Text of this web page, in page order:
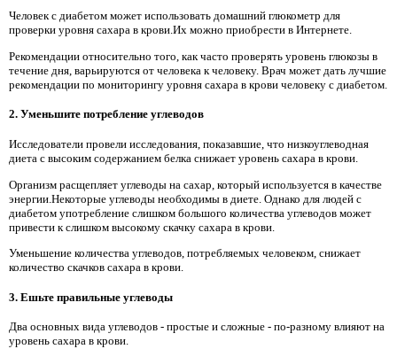
Человек с диабетом может использовать домашний глюкометр для
проверки уровня сахара в крови.Их можно приобрести в Интернете.
Рекомендации относительно того, как часто проверять уровень глюкозы в
течение дня, варьируются от человека к человеку. Врач может дать лучшие
рекомендации по мониторингу уровня сахара в крови человеку с диабетом.
2. Уменьшите потребление углеводов
Исследователи провели исследования, показавшие, что низкоуглеводная
диета с высоким содержанием белка снижает уровень сахара в крови.
Организм расщепляет углеводы на сахар, который используется в качестве
энергии.Некоторые углеводы необходимы в диете. Однако для людей с
диабетом употребление слишком большого количества углеводов может
привести к слишком высокому скачку сахара в крови.
Уменьшение количества углеводов, потребляемых человеком, снижает
количество скачков сахара в крови.
3. Ешьте правильные углеводы
Два основных вида углеводов - простые и сложные - по-разному влияют на
уровень сахара в крови.